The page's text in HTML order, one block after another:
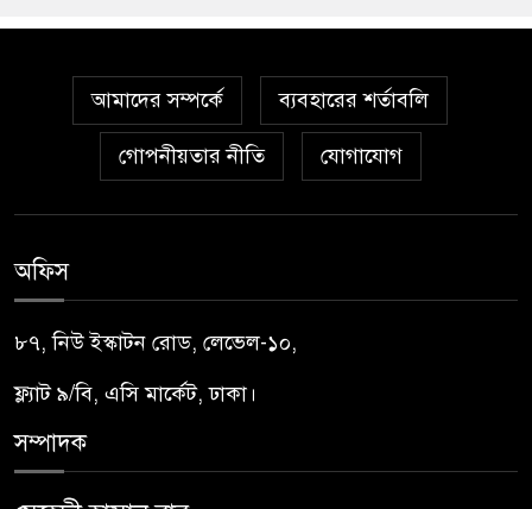
আমাদের সম্পর্কে ব্যবহারের শর্তাবলি
গোপনীয়তার নীতি যোগাযোগ
অফিস
৮৭, নিউ ইস্কাটন রোড, লেভেল-১০,
ফ্ল্যাট ৯/বি, এসি মার্কেট, ঢাকা।
সম্পাদক